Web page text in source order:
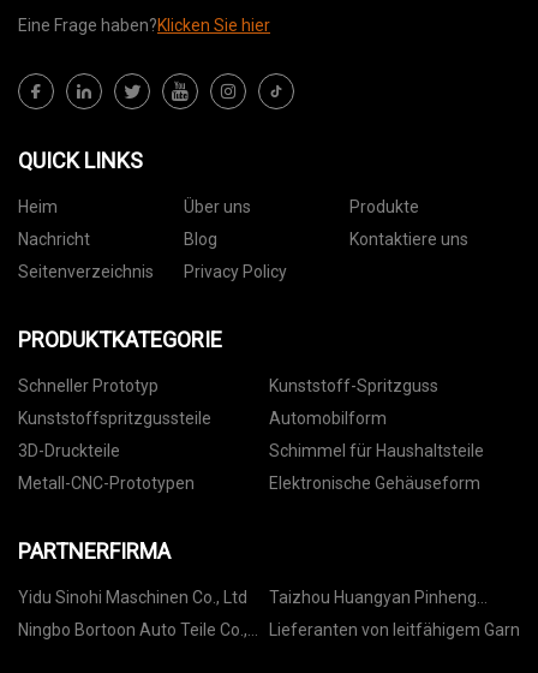
Eine Frage haben?Klicken Sie hier
QUICK LINKS
Heim Über uns
Produkte
Nachricht
Blog
Kontaktiere uns
Seitenverzeichnis
Privacy Policy
PRODUKTKATEGORIE
Schneller Prototyp
Kunststoff-Spritzguss
Kunststoffspritzgussteile
Automobilform
3D-Druckteile
Schimmel für Haushaltsteile
Metall-CNC-Prototypen
Elektronische Gehäuseform
PARTNERFIRMA
Yidu Sinohi Maschinen Co., Ltd
Taizhou Huangyan Pinheng
Schimmel Co., GmbH.
Ningbo Bortoon Auto Teile Co.,
Lieferanten von leitfähigem Garn